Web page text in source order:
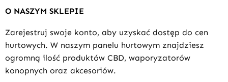
O NASZYM SKLEPIE
Zarejestruj swoje konto, aby uzyskać dostęp do cen
hurtowych. W naszym panelu hurtowym znajdziesz
ogromną ilość produktów CBD, waporyzatorów
konopnych oraz akcesoriów.